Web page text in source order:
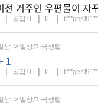
전 거주인 우편물이 자
공감 0 IL
상 일상/미국생활
1
공감 0 IL
상 일상/미국생활